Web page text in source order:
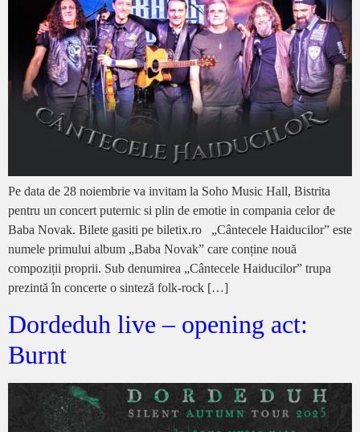
Pe data de 28 noiembrie va invitam la Soho Music Hall, Bistrita
pentru un concert puternic si plin de emotie in compania celor de
Baba Novak. Bilete gasiti pe biletix.ro „Cântecele Haiducilor” este
numele primului album „Baba Novak” care conține nouă
compoziții proprii. Sub denumirea „Cântecele Haiducilor” trupa
prezintă în concerte o sinteză folk-rock […]
Dordeduh live – opening act:
Burnt